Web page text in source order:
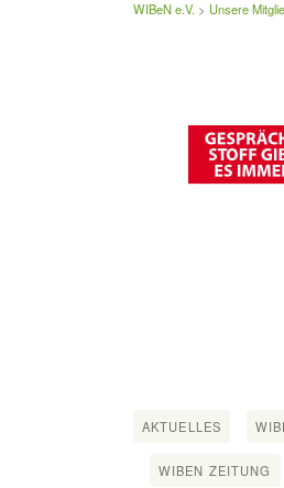
WIBeN e.V. > Unsere
AKTUELLES
WIBEN ZEITUNG